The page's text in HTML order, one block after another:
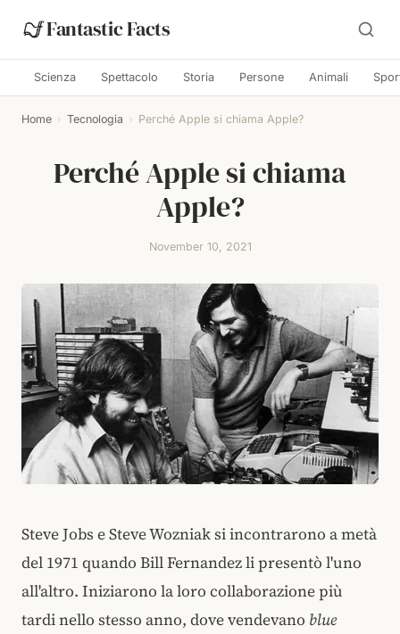
Fantastic Facts
Scienza Spettacolo Storia Persone Animali
Home › Tecnologia › Perché Apple si chiama Apple?
Perché Apple si chiama
Apple?
November 10, 2021
Steve Jobs e Steve Wozniak si incontrarono a metà
del 1971 quando Bill Fernandez li presentò l'uno
all'altro. Iniziarono la loro collaborazione più
tardi nello stesso anno, dove vendevano blue